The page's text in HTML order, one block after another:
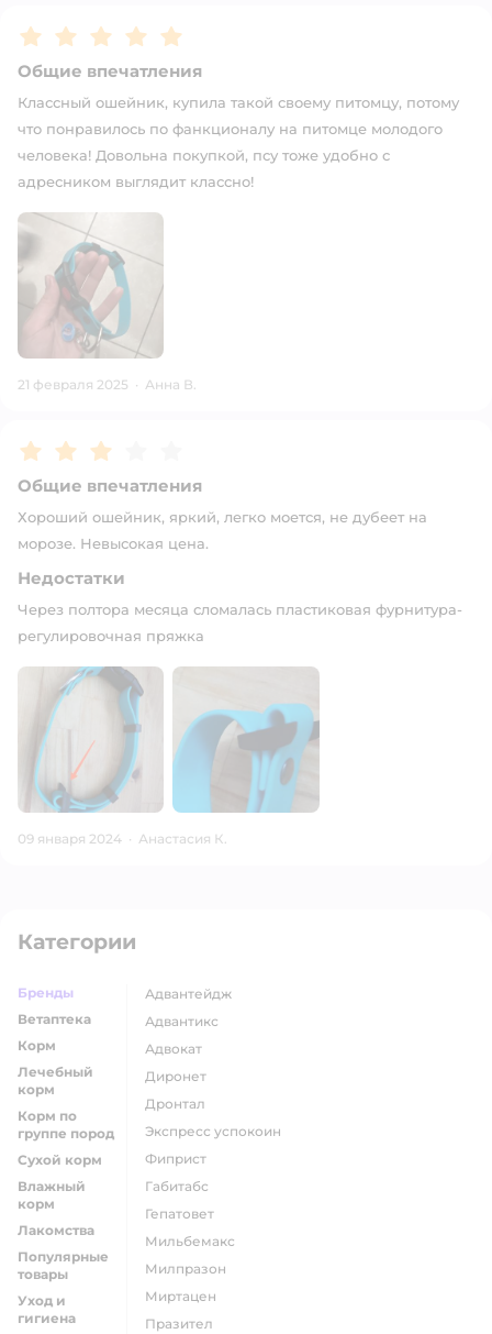
Рейтинг:5
Общие впечатления
Классный ошейник, купила такой своему питомцу, потому
что понравилось по фанкционалу на питомце молодого
человека! Довольна покупкой, псу тоже удобно с
адресником выглядит классно!
21 февраля 2025 · Анна В.
Рейтинг:3
Общие впечатления
Хороший ошейник, яркий, легко моется, не дубеет на
морозе. Невысокая цена.
Недостатки
Через полтора месяца сломалась пластиковая фурнитура-
регулировочная пряжка
09 января 2024 · Анастасия К.
Категории
Бренды
Ветаптека
Корм
Лечебный
корм
Корм по
группе пород
Сухой корм
Влажный
корм
Лакомства
Популярные
товары
Уход и
гигиена
адвантейдж
адвантикс
адвокат
диронет
дронтал
экспресс успокоин
фиприст
габитабс
гепатовет
мильбемакс
милпразон
миртацен
празител